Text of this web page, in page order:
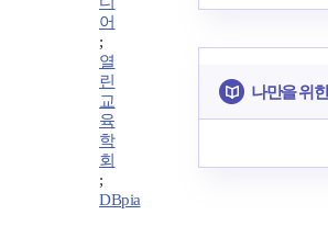
어
;
열
린
교
육
학
회
;
DBpia
나만을 위